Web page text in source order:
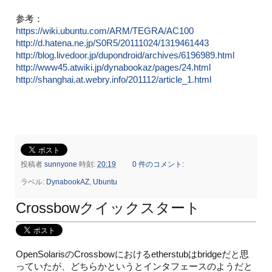
参考：
https://wiki.ubuntu.com/ARM/TEGRA/AC100
http://d.hatena.ne.jp/S0R5/20111024/1319461443
http://blog.livedoor.jp/dupondroid/archives/6196989.html
http://www45.atwiki.jp/dynabookaz/pages/24.html
http://shanghai.at.webry.info/201112/article_1.html
投稿者 sunnyone 時刻: 20:19 0 件のコメント:
ラベル: DynabookAZ, Ubuntu
Crossbowクイックスタート
OpenSolarisのCrossbowにおけるetherstubはbridgeだと思
っていたが、どちらかというとインタフェースのようだと